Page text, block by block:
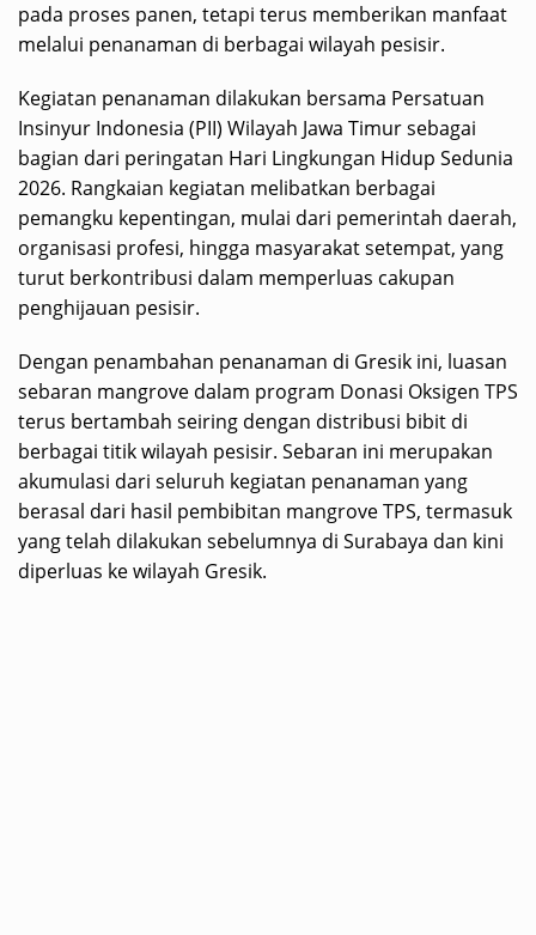
pada proses panen, tetapi terus memberikan manfaat
melalui penanaman di berbagai wilayah pesisir.
Kegiatan penanaman dilakukan bersama Persatuan
Insinyur Indonesia (PII) Wilayah Jawa Timur sebagai
bagian dari peringatan Hari Lingkungan Hidup Sedunia
2026. Rangkaian kegiatan melibatkan berbagai
pemangku kepentingan, mulai dari pemerintah daerah,
organisasi profesi, hingga masyarakat setempat, yang
turut berkontribusi dalam memperluas cakupan
penghijauan pesisir.
Dengan penambahan penanaman di Gresik ini, luasan
sebaran mangrove dalam program Donasi Oksigen TPS
terus bertambah seiring dengan distribusi bibit di
berbagai titik wilayah pesisir. Sebaran ini merupakan
akumulasi dari seluruh kegiatan penanaman yang
berasal dari hasil pembibitan mangrove TPS, termasuk
yang telah dilakukan sebelumnya di Surabaya dan kini
diperluas ke wilayah Gresik.